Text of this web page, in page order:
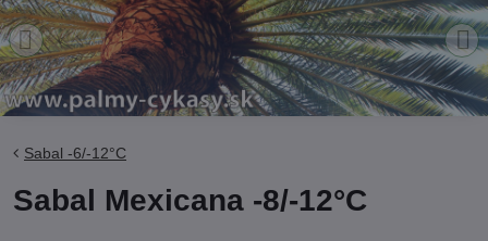
Sabal -6/-12°C
Sabal Mexicana -8/-12°C